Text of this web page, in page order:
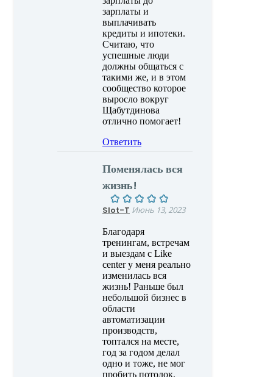
зарплаты и
выплачивать
кредиты и ипотеки.
Считаю, что
успешные люди
должны общаться с
такими же, и в этом
сообщество которое
выросло вокруг
Щабутдинова
отлично помогает!
Ответить
Поменялась вся
жизнь!
Slot-T Июнь 13, 2023
Благодаря
тренингам, встречам
и выездам с Like
center у меня реально
изменилась вся
жизнь! Раньше был
небольшой бизнес в
области
автоматизации
производств,
топтался на месте,
год за годом делал
одно и тоже, не мог
пробить потолок,